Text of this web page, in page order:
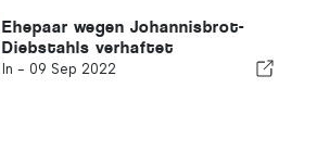
Ehepaar wegen Johannisbrot-
Diebstahls verhaftet
In - 09 Sep 2022